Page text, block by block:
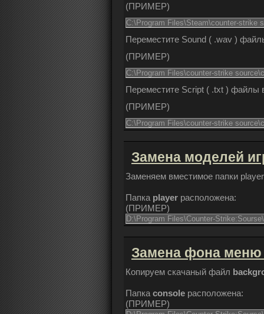
(ПРИМЕР)
C:\Program Files\Steam\counter-strike
Переместите Sound ( .wav )
(ПРИМЕР)
C:\Program Files\counter-strike
Переместите Script ( .txt ) файлы
(ПРИМЕР)
C:\Program Files\counter-strike
Замена моделей
Заменяем вместимое папки
Папка player расположена:
(ПРИМЕР)
D:\Program Files\Counter-
Замена фона
Копируем скачаный файл
Папка console расположена:
(ПРИМЕР)